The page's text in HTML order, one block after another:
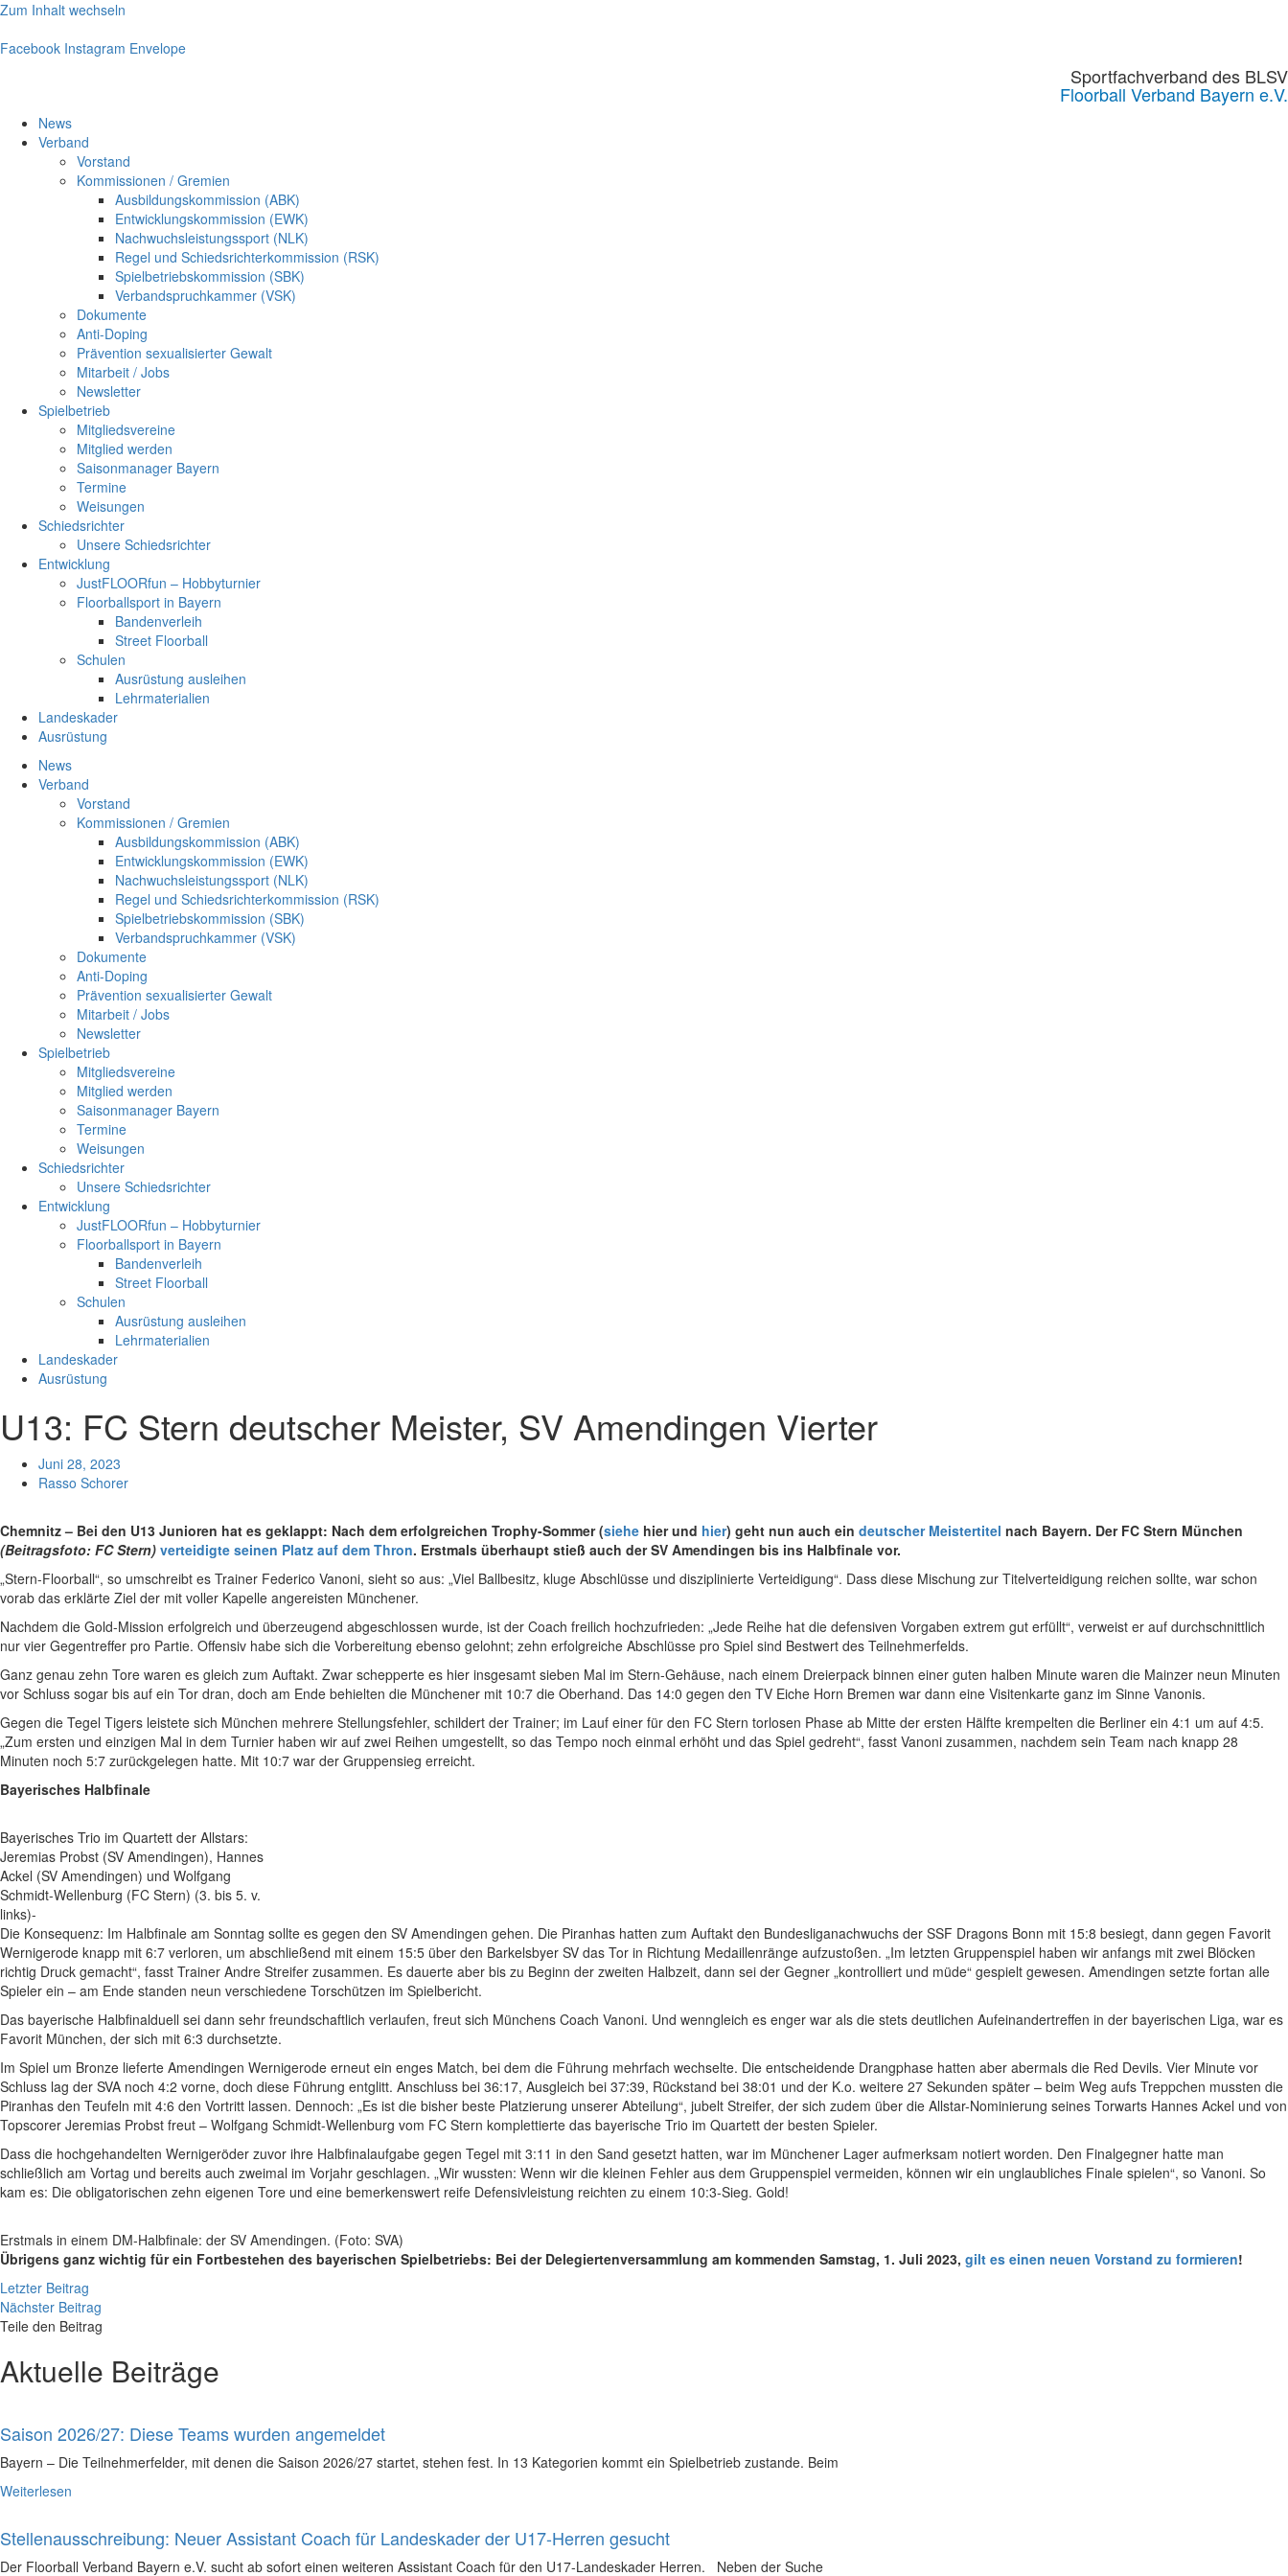
Zum Inhalt wechseln
Facebook Instagram Envelope
Sportfachverband des BLSV
Floorball Verband Bayern e.V.
News
Verband
Vorstand
Kommissionen / Gremien
Ausbildungskommission (ABK)
Entwicklungskommission (EWK)
Nachwuchsleistungssport (NLK)
Regel und Schiedsrichterkommission (RSK)
Spielbetriebskommission (SBK)
Verbandspruchkammer (VSK)
Dokumente
Anti-Doping
Prävention sexualisierter Gewalt
Mitarbeit / Jobs
Newsletter
Spielbetrieb
Mitgliedsvereine
Mitglied werden
Saisonmanager Bayern
Termine
Weisungen
Schiedsrichter
Unsere Schiedsrichter
Entwicklung
JustFLOORfun – Hobbyturnier
Floorballsport in Bayern
Bandenverleih
Street Floorball
Schulen
Ausrüstung ausleihen
Lehrmaterialien
Landeskader
Ausrüstung
News
Verband
Vorstand
Kommissionen / Gremien
Ausbildungskommission (ABK)
Entwicklungskommission (EWK)
Nachwuchsleistungssport (NLK)
Regel und Schiedsrichterkommission (RSK)
Spielbetriebskommission (SBK)
Verbandspruchkammer (VSK)
Dokumente
Anti-Doping
Prävention sexualisierter Gewalt
Mitarbeit / Jobs
Newsletter
Spielbetrieb
Mitgliedsvereine
Mitglied werden
Saisonmanager Bayern
Termine
Weisungen
Schiedsrichter
Unsere Schiedsrichter
Entwicklung
JustFLOORfun – Hobbyturnier
Floorballsport in Bayern
Bandenverleih
Street Floorball
Schulen
Ausrüstung ausleihen
Lehrmaterialien
Landeskader
Ausrüstung
U13: FC Stern deutscher Meister, SV Amendingen Vierter
Juni 28, 2023
Rasso Schorer
Chemnitz – Bei den U13 Junioren hat es geklappt: Nach dem erfolgreichen Trophy-Sommer (siehe hier und hier) geht nun auch ein deutscher Meistertitel nach Bayern. Der FC Stern München
(Beitragsfoto: FC Stern) verteidigte seinen Platz auf dem Thron. Erstmals überhaupt stieß auch der SV Amendingen bis ins Halbfinale vor.
„Stern-Floorball“, so umschreibt es Trainer Federico Vanoni, sieht so aus: „Viel Ballbesitz, kluge Abschlüsse und disziplinierte Verteidigung“. Dass diese Mischung zur Titelverteidigung reichen sollte, war schon
vorab das erklärte Ziel der mit voller Kapelle angereisten Münchener.
Nachdem die Gold-Mission erfolgreich und überzeugend abgeschlossen wurde, ist der Coach freilich hochzufrieden: „Jede Reihe hat die defensiven Vorgaben extrem gut erfüllt“, verweist er auf durchschnittlich
nur vier Gegentreffer pro Partie. Offensiv habe sich die Vorbereitung ebenso gelohnt; zehn erfolgreiche Abschlüsse pro Spiel sind Bestwert des Teilnehmerfelds.
Ganz genau zehn Tore waren es gleich zum Auftakt. Zwar schepperte es hier insgesamt sieben Mal im Stern-Gehäuse, nach einem Dreierpack binnen einer guten halben Minute waren die Mainzer neun Minuten
vor Schluss sogar bis auf ein Tor dran, doch am Ende behielten die Münchener mit 10:7 die Oberhand. Das 14:0 gegen den TV Eiche Horn Bremen war dann eine Visitenkarte ganz im Sinne Vanonis.
Gegen die Tegel Tigers leistete sich München mehrere Stellungsfehler, schildert der Trainer; im Lauf einer für den FC Stern torlosen Phase ab Mitte der ersten Hälfte krempelten die Berliner ein 4:1 um auf 4:5.
„Zum ersten und einzigen Mal in dem Turnier haben wir auf zwei Reihen umgestellt, so das Tempo noch einmal erhöht und das Spiel gedreht“, fasst Vanoni zusammen, nachdem sein Team nach knapp 28
Minuten noch 5:7 zurückgelegen hatte. Mit 10:7 war der Gruppensieg erreicht.
Bayerisches Halbfinale
Bayerisches Trio im Quartett der Allstars:
Jeremias Probst (SV Amendingen), Hannes
Ackel (SV Amendingen) und Wolfgang
Schmidt-Wellenburg (FC Stern) (3. bis 5. v.
links)-
Die Konsequenz: Im Halbfinale am Sonntag sollte es gegen den SV Amendingen gehen. Die Piranhas hatten zum Auftakt den Bundesliganachwuchs der SSF Dragons Bonn mit 15:8 besiegt, dann gegen Favorit
Wernigerode knapp mit 6:7 verloren, um abschließend mit einem 15:5 über den Barkelsbyer SV das Tor in Richtung Medaillenränge aufzustoßen. „Im letzten Gruppenspiel haben wir anfangs mit zwei Blöcken
richtig Druck gemacht“, fasst Trainer Andre Streifer zusammen. Es dauerte aber bis zu Beginn der zweiten Halbzeit, dann sei der Gegner „kontrolliert und müde“ gespielt gewesen. Amendingen setzte fortan alle
Spieler ein – am Ende standen neun verschiedene Torschützen im Spielbericht.
Das bayerische Halbfinalduell sei dann sehr freundschaftlich verlaufen, freut sich Münchens Coach Vanoni. Und wenngleich es enger war als die stets deutlichen Aufeinandertreffen in der bayerischen Liga, war es
Favorit München, der sich mit 6:3 durchsetzte.
Im Spiel um Bronze lieferte Amendingen Wernigerode erneut ein enges Match, bei dem die Führung mehrfach wechselte. Die entscheidende Drangphase hatten aber abermals die Red Devils. Vier Minute vor
Schluss lag der SVA noch 4:2 vorne, doch diese Führung entglitt. Anschluss bei 36:17, Ausgleich bei 37:39, Rückstand bei 38:01 und der K.o. weitere 27 Sekunden später – beim Weg aufs Treppchen mussten die
Piranhas den Teufeln mit 4:6 den Vortritt lassen. Dennoch: „Es ist die bisher beste Platzierung unserer Abteilung“, jubelt Streifer, der sich zudem über die Allstar-Nominierung seines Torwarts Hannes Ackel und von
Topscorer Jeremias Probst freut – Wolfgang Schmidt-Wellenburg vom FC Stern komplettierte das bayerische Trio im Quartett der besten Spieler.
Dass die hochgehandelten Wernigeröder zuvor ihre Halbfinalaufgabe gegen Tegel mit 3:11 in den Sand gesetzt hatten, war im Münchener Lager aufmerksam notiert worden. Den Finalgegner hatte man
schließlich am Vortag und bereits auch zweimal im Vorjahr geschlagen. „Wir wussten: Wenn wir die kleinen Fehler aus dem Gruppenspiel vermeiden, können wir ein unglaubliches Finale spielen“, so Vanoni. So
kam es: Die obligatorischen zehn eigenen Tore und eine bemerkenswert reife Defensivleistung reichten zu einem 10:3-Sieg. Gold!
Erstmals in einem DM-Halbfinale: der SV Amendingen. (Foto: SVA)
Übrigens ganz wichtig für ein Fortbestehen des bayerischen Spielbetriebs: Bei der Delegiertenversammlung am kommenden Samstag, 1. Juli 2023, gilt es einen neuen Vorstand zu formieren!
Letzter Beitrag
Nächster Beitrag
Teile den Beitrag
Aktuelle Beiträge
Saison 2026/27: Diese Teams wurden angemeldet
Bayern – Die Teilnehmerfelder, mit denen die Saison 2026/27 startet, stehen fest. In 13 Kategorien kommt ein Spielbetrieb zustande. Beim
Weiterlesen
Stellenausschreibung: Neuer Assistant Coach für Landeskader der U17-Herren gesucht
Der Floorball Verband Bayern e.V. sucht ab sofort einen weiteren Assistant Coach für den U17-Landeskader Herren. Neben der Suche